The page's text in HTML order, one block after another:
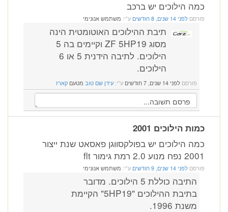
כמה הילוכים יש ברכב
פורסם לפני 14 שנים, 8 חודשים ע"י: משתמש אנונימי
תיבת ההילוכים האוטומטית הינה
מסוג ZF 5HP19 וקיימים בה 5
הילוכים. לתיבה הידנית 5 או 6
הילוכים.
פורסם לפני 14 שנים, 7 חודשים ע"י: עידן שם טוב מטעם קארז
כמות הילוכים 2001
כמה הילוכים יש בפולקסווגן פאסאט שנת ייצור
2001 נפח מנוע 2.0 רמת גימור flt
פורסם לפני 14 שנים, 9 חודשים ע"י: משתמש אנונימי
התיבה כוללת 5 הילוכים. מדובר
בתיבת ההילוכים "5HP19" הקיימת
משנת 1996.